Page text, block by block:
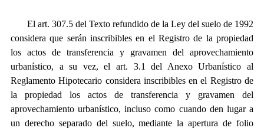
El art. 307.5 del Texto refundido de la Ley del suelo de 1992
considera que serán inscribibles en el Registro de la propiedad
los actos de transferencia y gravamen del aprovechamiento
urbanístico, a su vez, el art. 3.1 del Anexo Urbanístico al
Reglamento Hipotecario considera inscribibles en el Registro de
la propiedad los actos de transferencia y gravamen del
aprovechamiento urbanístico, incluso como cuando den lugar a
un derecho separado del suelo, mediante la apertura de folio